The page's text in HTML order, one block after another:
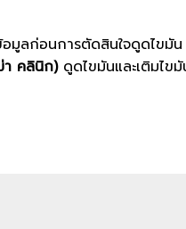
อมูลก่อนการตัดสินใจดูดไขมั
า คลินิก)ดูดไขมันและเติมไข